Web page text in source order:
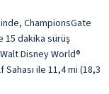
ChampionsGate
15 dakika sürüş
Disney World®
ile 11,4 mi (18,3